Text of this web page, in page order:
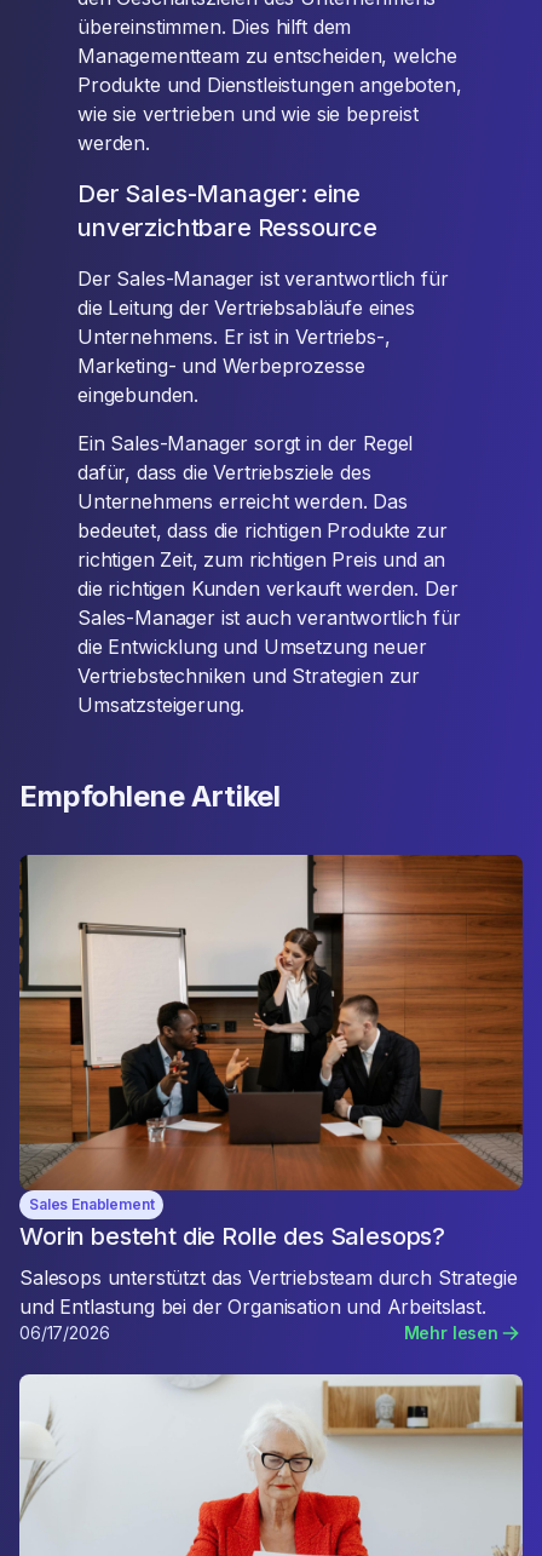
übereinstimmen. Dies hilft dem
Managementteam zu entscheiden, welche
Produkte und Dienstleistungen angeboten,
wie sie vertrieben und wie sie bepreist
werden.
Der Sales-Manager: eine
unverzichtbare Ressource
Der Sales-Manager ist verantwortlich für
die Leitung der Vertriebsabläufe eines
Unternehmens. Er ist in Vertriebs-,
Marketing- und Werbeprozesse
eingebunden.
Ein Sales-Manager sorgt in der Regel
dafür, dass die Vertriebsziele des
Unternehmens erreicht werden. Das
bedeutet, dass die richtigen Produkte zur
richtigen Zeit, zum richtigen Preis und an
die richtigen Kunden verkauft werden. Der
Sales-Manager ist auch verantwortlich für
die Entwicklung und Umsetzung neuer
Vertriebstechniken und Strategien zur
Umsatzsteigerung.
Empfohlene Artikel
Sales Enablement
Worin besteht die Rolle des Salesops?
Salesops unterstützt das Vertriebsteam durch Strategie
und Entlastung bei der Organisation und Arbeitslast.
06/17/2026 Mehr lesen